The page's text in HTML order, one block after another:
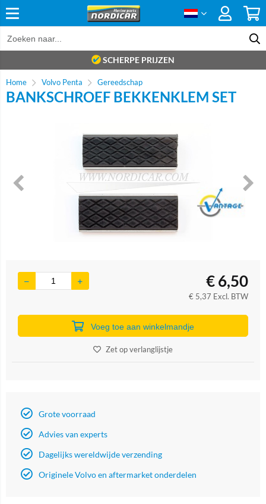
SCHERPE PRIJZEN
Home Volvo Penta Gereedschap
BANKSCHROEF BEKKENKLEM SET
Brand
€6,50
€ 5,37 Excl. BTW
Voeg toe aan winkelmandje
Zet op verlanglijstje
Grote voorraad
Advies van experts
Dagelijks wereldwijde verzending
Originele Volvo en aftermarket onderdelen